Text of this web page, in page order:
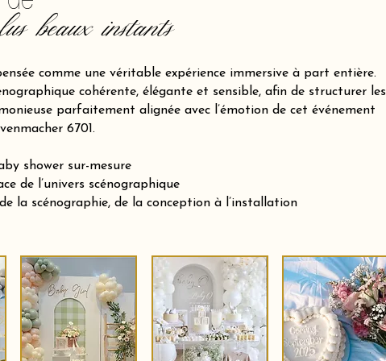
beaux instants
comme une véritable expérience immersive à part entière.
cohérente, élégante et sensible, afin de structurer les
parfaitement alignée avec l’émotion de cet événement
6701.
shower sur-mesure
de l’univers scénographique
la scénographie, de la conception à l’installation